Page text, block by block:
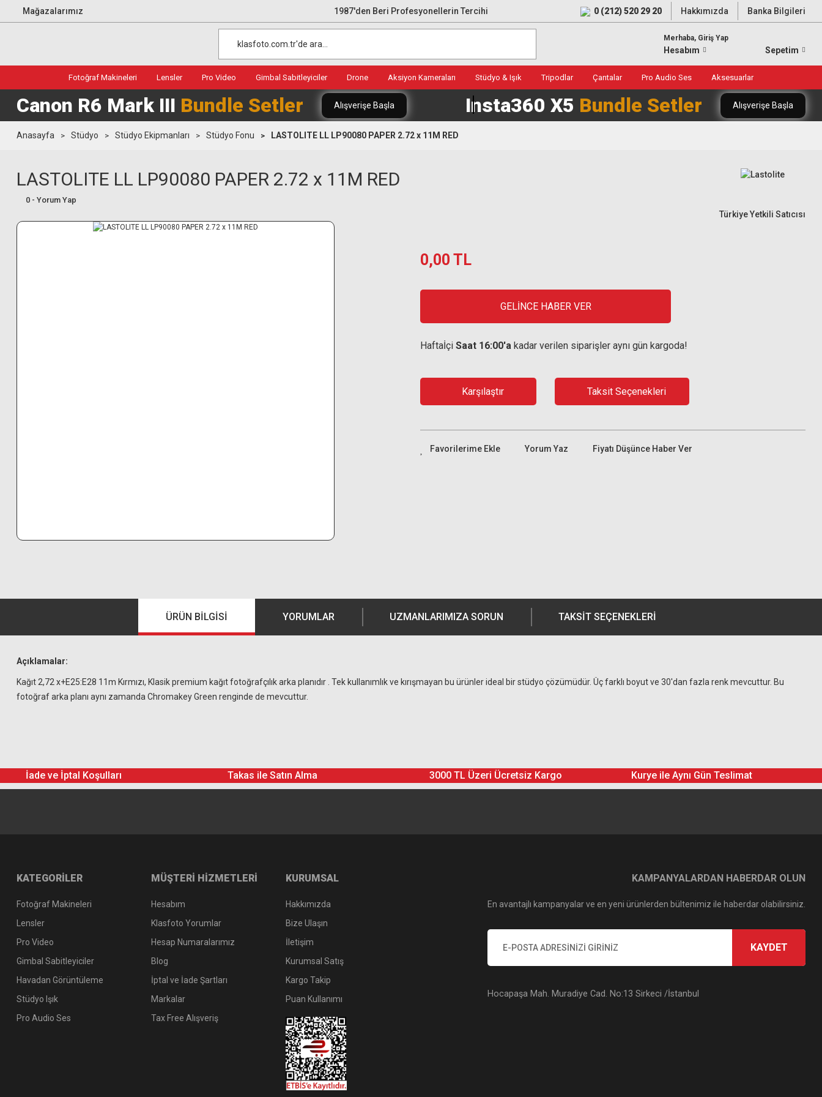
Mağazalarımız 1987'den Beri Profesyonellerin Tercihi 0 (212) 520 29 20 Hakkımızda Banka Bilgileri
Merhaba, Giriş Yap
Hesabım Sepetim
Fotoğraf Makineleri Lensler Pro Video Gimbal Sabitleyiciler Drone Aksiyon Kameraları Stüdyo & Işık Tripodlar Çantalar Pro Audio Ses Aksesuarlar
Canon R6 Mark III Bundle Setler Alışverişe Başla Insta360 X5 Bundle Setler Alışverişe Başla
Anasayfa Stüdyo Stüdyo Ekipmanları Stüdyo Fonu LASTOLITE LL LP90080 PAPER 2.72 x 11M RED
LASTOLITE LL LP90080 PAPER 2.72 x 11M RED
0 - Yorum Yap
Türkiye Yetkili Satıcısı
0,00 TL
GELİNCE HABER VER
Haftaİçi Saat 16:00'a kadar verilen siparişler aynı gün kargoda!
Karşılaştır Taksit Seçenekleri
Yorum Yaz Fiyatı Düşünce Haber Ver
ÜRÜN BILGISI YORUMLAR UZMANLARIMIZA SORUN TAKSIT SEÇENEKLERI
Açıklamalar:
Kağıt 2,72 x+E25:E28 11m Kırmızı, Klasik premium kağıt fotoğrafçılık arka planıdır . Tek kullanımlık ve kırışmayan bu ürünler ideal bir stüdyo çözümüdür. Üç farklı boyut ve 30'dan fazla renk mevcuttur. Bu
fotoğraf arka planı aynı zamanda Chromakey Green renginde de mevcuttur.
İade ve İptal Koşulları Takas ile Satın Alma 3000 TL Üzeri Ücretsiz Kargo Kurye ile Aynı Gün Teslimat
KATEGORİLER
Fotoğraf Makineleri
Lensler
Pro Video
Gimbal Sabitleyiciler
Havadan Görüntüleme
Stüdyo Işık
Pro Audio Ses
MÜŞTERİ HİZMETLERİ
Hesabım
Klasfoto Yorumlar
Hesap Numaralarımız
Blog
İptal ve İade Şartları
Markalar
Tax Free Alışveriş
KURUMSAL
Hakkımızda
Bize Ulaşın
İletişim
Kurumsal Satış
Kargo Takip
Puan Kullanımı
KAMPANYALARDAN HABERDAR OLUN
En avantajlı kampanyalar ve en yeni ürünlerden bültenimiz ile haberdar olabilirsiniz.
KAYDET
Hocapaşa Mah. Muradiye Cad. No:13 Sirkeci /İstanbul